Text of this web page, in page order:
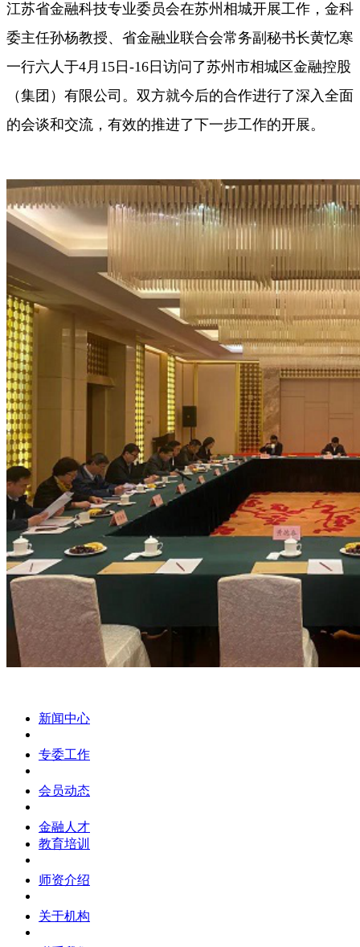
江苏省金融科技专业委员会在苏州相城开展工作，金科
委主任孙杨教授、省金融业联合会常务副秘书长黄忆寒
一行六人于4月15日-16日访问了苏州市相城区金融控股
（集团）有限公司。双方就今后的合作进行了深入全面
的会谈和交流，有效的推进了下一步工作的开展。
新闻中心
专委工作
会员动态
金融人才
教育培训
师资介绍
关于机构